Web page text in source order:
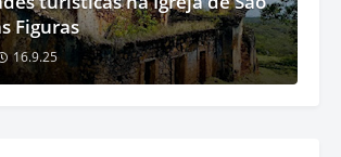
Figuras
16.9.25